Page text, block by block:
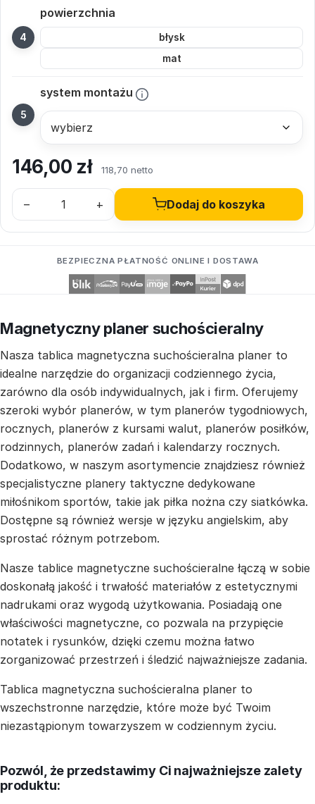
powierzchnia
błysk
mat
system montażu
146,00 zł 118,70 netto
– + Dodaj do koszyka
BEZPIECZNA PŁATNOŚĆ ONLINE I DOSTAWA
Magnetyczny planer suchościeralny
Nasza tablica magnetyczna suchościeralna planer to
idealne narzędzie do organizacji codziennego życia,
zarówno dla osób indywidualnych, jak i firm. Oferujemy
szeroki wybór planerów, w tym planerów tygodniowych,
rocznych, planerów z kursami walut, planerów posiłków,
rodzinnych, planerów zadań i kalendarzy rocznych.
Dodatkowo, w naszym asortymencie znajdziesz również
specjalistyczne planery taktyczne dedykowane
miłośnikom sportów, takie jak piłka nożna czy siatkówka.
Dostępne są również wersje w języku angielskim, aby
sprostać różnym potrzebom.
Nasze tablice magnetyczne suchościeralne łączą w sobie
doskonałą jakość i trwałość materiałów z estetycznymi
nadrukami oraz wygodą użytkowania. Posiadają one
właściwości magnetyczne, co pozwala na przypięcie
notatek i rysunków, dzięki czemu można łatwo
zorganizować przestrzeń i śledzić najważniejsze zadania.
Tablica magnetyczna suchościeralna planer to
wszechstronne narzędzie, które może być Twoim
niezastąpionym towarzyszem w codziennym życiu.
Pozwól, że przedstawimy Ci najważniejsze zalety
produktu: